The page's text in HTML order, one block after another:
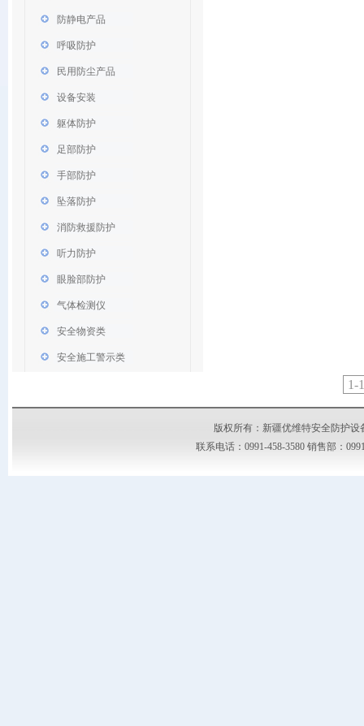
防静电产品
呼吸防护
民用防尘产品
设备安装
躯体防护
足部防护
手部防护
坠落防护
消防救援防护
听力防护
眼脸部防护
气体检测仪
安全物资类
安全施工警示类
1-
版权所有：新疆优维特安全防护设
联系电话：0991-458-3580 销售部：